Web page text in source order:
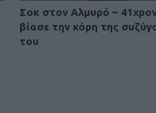
Σοκ στον Αλμυρό –
βίασε την κόρη της
του